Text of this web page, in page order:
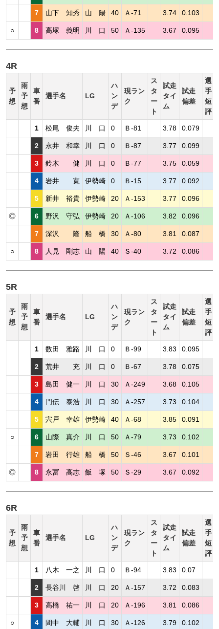
7 山下 知秀 山 陽 40 Ａ-71 3.74 0.103
○ 8 高塚 義明 川 口 50 Ａ-135 3.67 0.095
4R
予
想
雨
予
想
車
番
選手名 LG
ハ
ン
デ
現ラン
ク
ス
タ
ー
ト
試走
タイ
ム
試走
偏差
選
手
短
評
1 松尾 俊夫 川 口 0 Ｂ-81 3.78 0.079
2 永井 和幸 川 口 0 Ｂ-87 3.77 0.099
3 鈴木 健 川 口 0 Ｂ-77 3.75 0.059
4 岩井 寛 伊勢崎 0 Ｂ-15 3.77 0.092
5 新井 裕貴 伊勢崎 20 Ａ-153 3.77 0.096
◎ 6 野沢 守弘 伊勢崎 20 Ａ-106 3.82 0.096
7 深沢 隆 船 橋 30 Ａ-80 3.81 0.087
○ 8 人見 剛志 山 陽 40 Ｓ-40 3.72 0.086
5R
予
想
雨
予
想
車
番
選手名 LG
ハ
ン
デ
現ラン
ク
ス
タ
ー
ト
試走
タイ
ム
試走
偏差
選
手
短
評
1 数田 雅路 川 口 0 Ｂ-99 3.83 0.095
2 荒井 充 川 口 0 Ｂ-67 3.78 0.075
3 島田 健一 川 口 30 Ａ-249 3.68 0.105
4 門伝 泰浩 川 口 30 Ａ-257 3.73 0.104
5 宍戸 幸雄 伊勢崎 40 Ａ-68 3.85 0.091
○ 6 山際 真介 川 口 50 Ａ-79 3.73 0.102
7 岩田 行雄 船 橋 50 Ｓ-46 3.67 0.101
◎ 8 永冨 高志 飯 塚 50 Ｓ-29 3.67 0.092
6R
予
想
雨
予
想
車
番
選手名 LG
ハ
ン
デ
現ラン
ク
ス
タ
ー
ト
試走
タイ
ム
試走
偏差
選
手
短
評
1 八木 一之 川 口 0 Ｂ-94 3.83 0.07
2 長谷川 啓 川 口 20 Ａ-157 3.72 0.083
3 高橋 祐一 川 口 20 Ａ-196 3.81 0.086
○ 4 間中 大輔 川 口 30 Ａ-126 3.79 0.102